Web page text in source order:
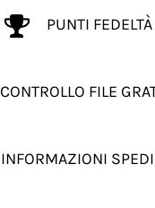
PUNTI FEDELTÀ
CONTROLLO FILE
INFORMAZIONI